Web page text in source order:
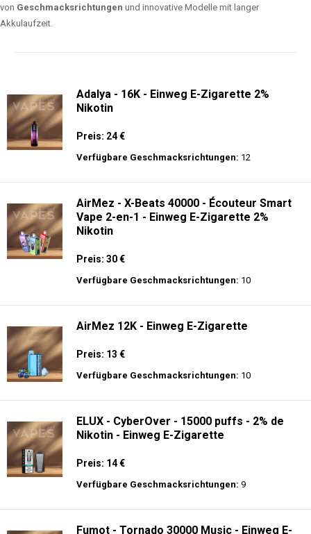
von Geschmacksrichtungen und innovative Modelle mit langer
Akkulaufzeit.
Adalya - 16K - Einweg E-Zigarette 2%
Nikotin
Preis: 24 €
Verfügbare Geschmacksrichtungen: 12
AirMez - X-Beats 40000 - Écouteur Smart
Vape 2-en-1 - Einweg E-Zigarette 2%
Nikotin
Preis: 30 €
Verfügbare Geschmacksrichtungen: 10
AirMez 12K - Einweg E-Zigarette
Preis: 13 €
Verfügbare Geschmacksrichtungen: 10
ELUX - CyberOver - 15000 puffs - 2% de
Nikotin - Einweg E-Zigarette
Preis: 14 €
Verfügbare Geschmacksrichtungen: 9
Fumot - Tornado 30000 Music - Einweg E-